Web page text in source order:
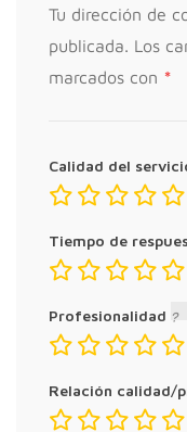
Tu dirección de
publicada. Los
marcados con *
Calidad del
Tiempo de
Profesionalidad
Relación calidad/